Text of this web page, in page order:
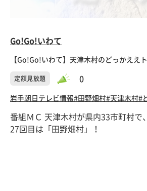
Go!Go!いわて
【Go!Go!いわて】天津木村のどっかえ
定額見放題 0
岩手朝日テレビ情報#田野畑村#天津木村#
番組ＭＣ 天津木村が県内33市町村で
27回目は「田野畑村」！